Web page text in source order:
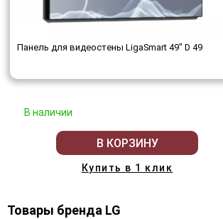
Панель для видеостены LigaSmart 49" D 49
В наличии
В КОРЗИНУ
Купить в 1 клик
Товары бренда LG